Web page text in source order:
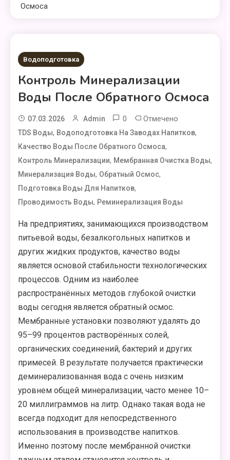
Осмоса
1 МИНУТА ЧТЕНИЕ
Водоподготовка
Контроль Минерализации
Воды После Обратного Осмоса
07.03.2026 Admin 0 Отмечено
TDS Воды, Водоподготовка На Заводах Напитков,
Качество Воды После Обратного Осмоса,
Контроль Минерализации, Мембранная Очистка Воды,
Минерализация Воды, Обратный Осмос,
Подготовка Воды Для Напитков,
Проводимость Воды, Реминерализация Воды
На предприятиях, занимающихся производством
питьевой воды, безалкогольных напитков и
других жидких продуктов, качество воды
является основой стабильности технологических
процессов. Одним из наиболее
распространённых методов глубокой очистки
воды сегодня является обратный осмос.
Мембранные установки позволяют удалять до
95–99 процентов растворённых солей,
органических соединений, бактерий и других
примесей. В результате получается практически
деминерализованная вода с очень низким
уровнем общей минерализации, часто менее 10–
20 миллиграммов на литр. Однако такая вода не
всегда подходит для непосредственного
использования в производстве напитков.
Именно поэтому после мембранной очистки